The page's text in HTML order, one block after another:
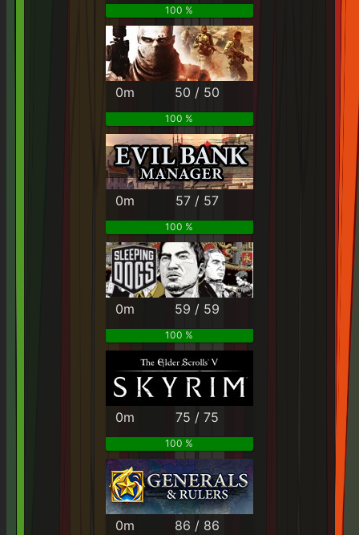
100 %
0m 50 / 50
100 %
0m 57 / 57
100 %
0m 59 / 59
100 %
0m 75 / 75
100 %
0m 86 / 86